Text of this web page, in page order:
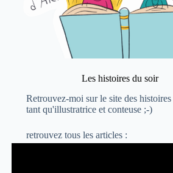
Les histoires du soir
Retrouvez-moi sur le site des
tant qu'illustratrice et conteuse ;-)
retrouvez tous les articles :